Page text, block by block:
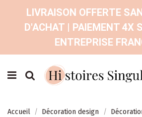
LIVRAISON OFFERTE
D'ACHAT | PAIEMENT 4X
ENTREPRISE
Accueil Décoration design